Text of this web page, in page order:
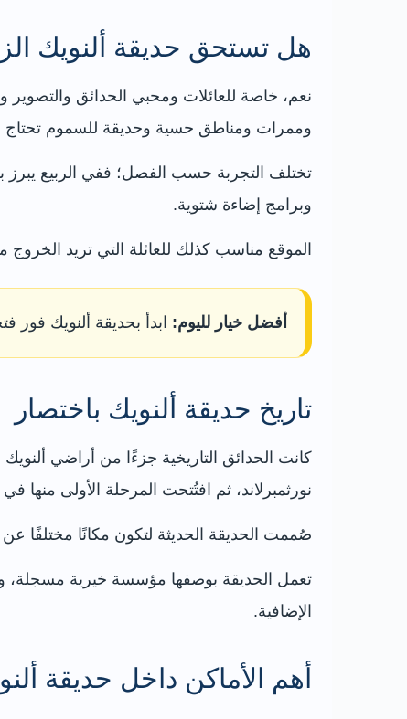
هل تستحق حديقة ألنويك
نعم، خاصة للعائلات ومحبي الحدائق
وممرات ومناطق حسية وحديقة للسموم
تختلف التجربة حسب الفصل؛ ففي الربيع يبرز
وبرامج إضاءة شتوية.
الموقع مناسب كذلك للعائلة التي تريد
أفضل خيار لليوم: ابدأ بحديقة ألنويك فور
تاريخ حديقة ألنويك باختصار
كانت الحدائق التاريخية جزءًا من أراضي
نورثمبرلاند، ثم افتُتحت المرحلة الأولى منها
صُممت الحديقة الحديثة لتكون مكانًا مختلفًا عن
تعمل الحديقة بوصفها مؤسسة خيرية مسجلة،
الإضافية.
أهم الأماكن داخل حديقة